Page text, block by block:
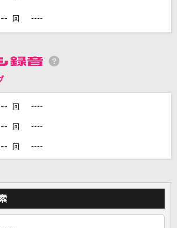
DAMの新曲・ランキングなど
回 ----
回 ----
回 ----
回 ----